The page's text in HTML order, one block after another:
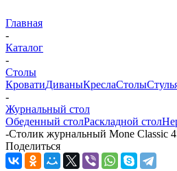
Главная
-
Каталог
-
Столы
КроватиДиваныКреслаСтолы
-
Журнальный стол
Обеденный столРаскладной стол
-Столик журнальный Mone Classic
Поделиться